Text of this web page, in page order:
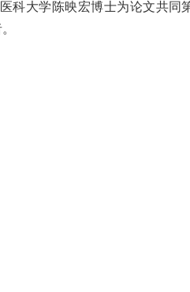
科大学陈映宏博士为论文共同